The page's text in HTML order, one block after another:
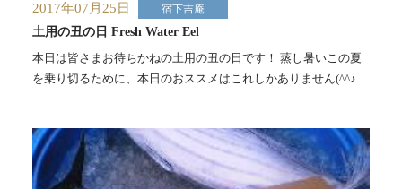
2017年07月25日 宿下吉庵
土用の丑の日 Fresh Water Eel
本日は皆さまお待ちかねの土用の丑の日です！ 蒸し暑いこの夏
を乗り切るために、本日のおススメはこれしかありません(^^♪ ...